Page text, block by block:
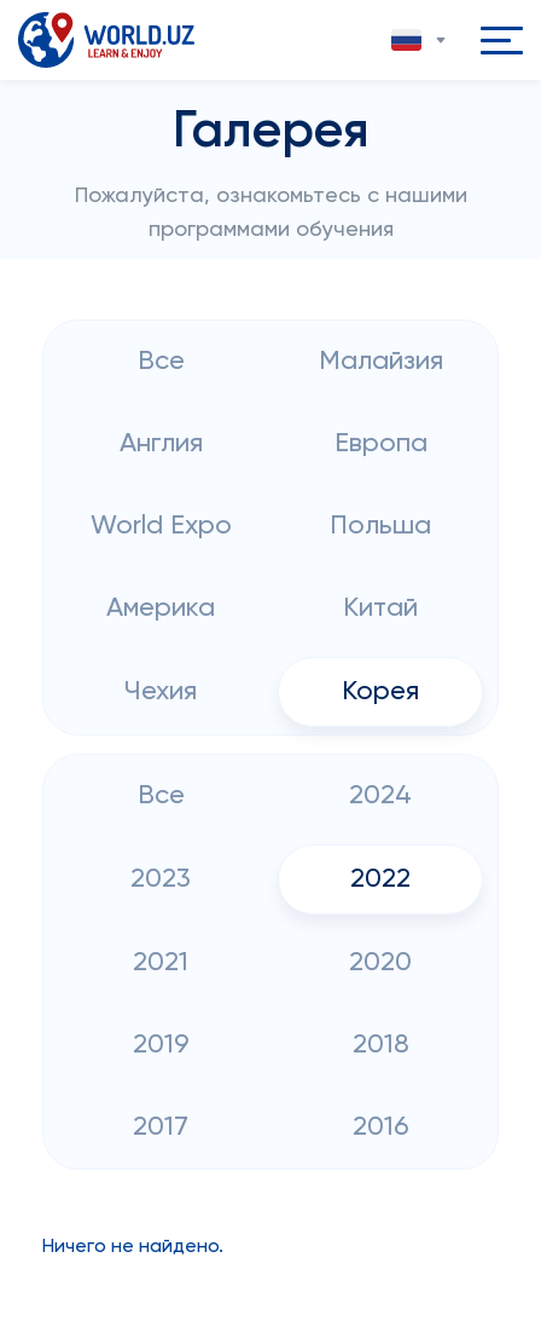
Галерея
Пожалуйста, ознакомьтесь с нашими
программами обучения
Все Малайзия
Англия Европа
World Expo Польша
Америка Китай
Чехия Корея
Все 2024
2023 2022
2021 2020
2019 2018
2017 2016
Ничего не найдено.